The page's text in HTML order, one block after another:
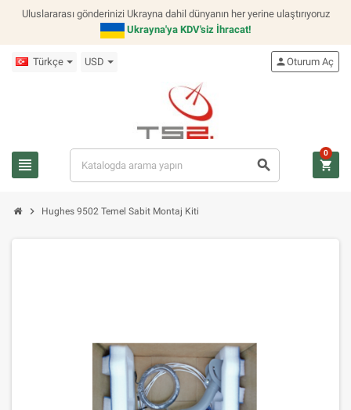
Uluslararası gönderinizi Ukrayna dahil dünyanın her yerine ulaştırıyoruz
Ukrayna'ya KDV'siz İhracat!
Türkçe USD
view_headline search
personOturum Aç
shopping_cart
0
chevron_right Hughes 9502 Temel Sabit Montaj Kiti